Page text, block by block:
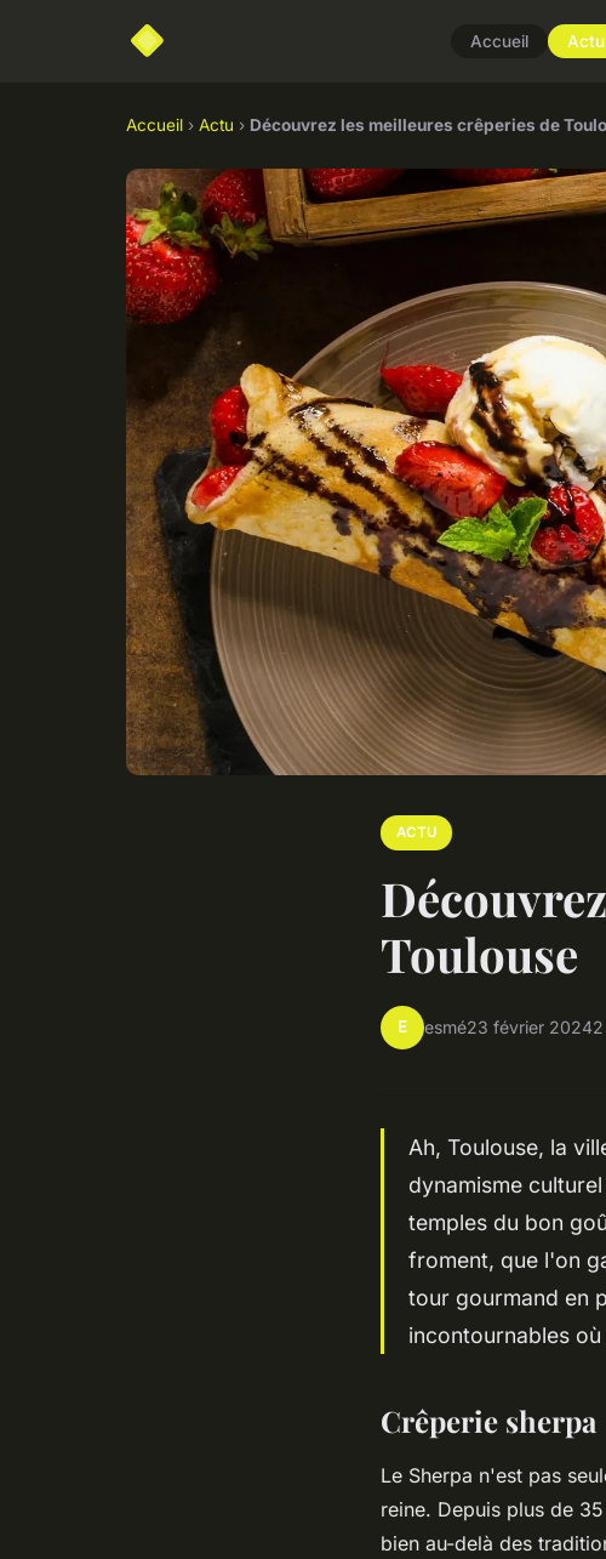
Accueil Actu
Accueil › Actu › Découvrez les meilleures crêperies de
ACTU
Toulouse
E esmé23 février 2024
Ah, Toulouse, la
dynamisme
temples du bon
froment, que l'on
tour gourmand en
incontournables
Crêperie sherpa
Le Sherpa n'est pas
reine. Depuis plus de
bien au-delà des